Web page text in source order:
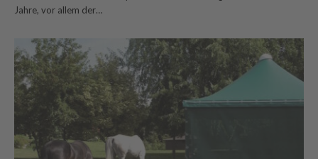
Jahre, vor allem der…